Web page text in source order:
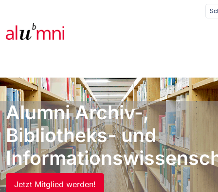
Alumni Archiv-,
Bibliotheks- und
Jetzt Mitglied werden!